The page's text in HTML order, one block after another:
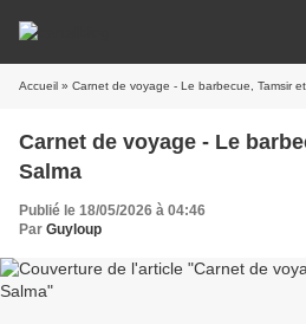
Accueil » Carnet de voyage - Le barbecue, Tamsir
Carnet de voyage - Le
Salma
Publié le 18/05/2026 à 04:46
Par Guyloup